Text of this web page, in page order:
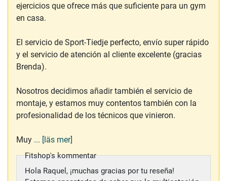
ejercicios que ofrece más que suficiente para un gym
en casa.
El servicio de Sport-Tiedje perfecto, envío super rápido
y el servicio de atención al cliente excelente (gracias
Brenda).
Nosotros decidimos añadir también el servicio de
montaje, y estamos muy contentos también con la
profesionalidad de los técnicos que vinieron.
Muy ... [läs mer]
Fitshop's kommentar
Hola Raquel, ¡muchas gracias por tu reseña!